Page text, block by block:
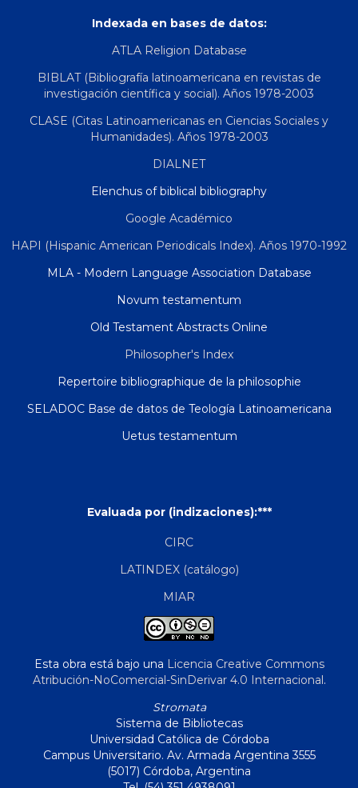
Indexada en bases de datos:
ATLA Religion Database
BIBLAT (Bibliografía latinoamericana en revistas de
investigación científica y social). Años 1978-2003
CLASE (Citas Latinoamericanas en Ciencias Sociales y
Humanidades). Años 1978-2003
DIALNET
Elenchus of biblical bibliography
Google Académico
HAPI (Hispanic American Periodicals Index). Años 1970-1992
MLA - Modern Language Association Database
Novum testamentum
Old Testament Abstracts Online
Philosopher's Index
Repertoire bibliographique de la philosophie
SELADOC Base de datos de Teología Latinoamericana
Uetus testamentum
Evaluada por (indizaciones):***
CIRC
LATINDEX (catálogo)
MIAR
Esta obra está bajo una Licencia Creative Commons
Atribución-NoComercial-SinDerivar 4.0 Internacional.
Stromata
Sistema de Bibliotecas
Universidad Católica de Córdoba
Campus Universitario. Av. Armada Argentina 3555
(5017) Córdoba, Argentina